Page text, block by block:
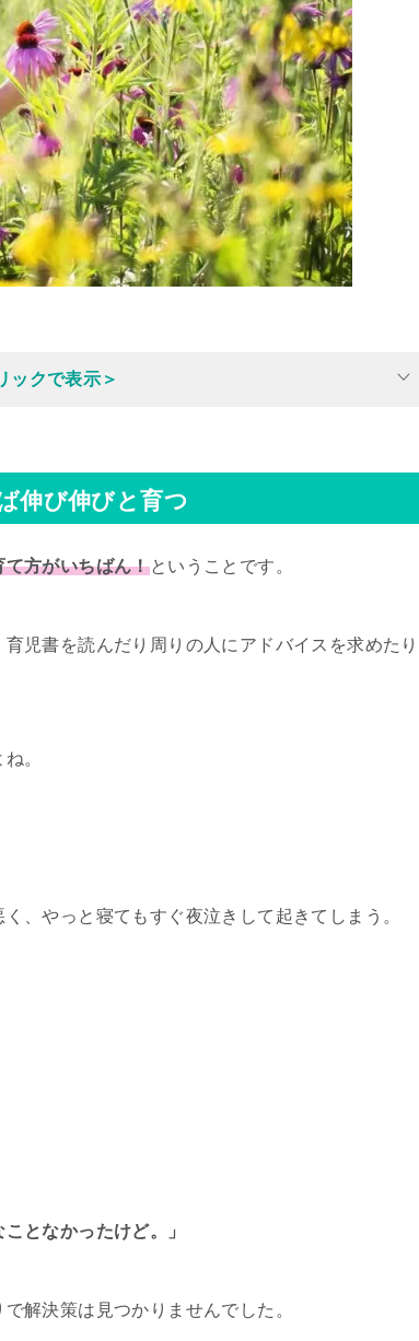
ックで表示＞
伸び伸びと育つ
方がいちばん！ということです。
児書を読んだり周りの人にアドバイスを求めたり
。
、やっと寝てもすぐ夜泣きして起きてしまう。
となかったけど。」
解決策は見つかりませんでした。